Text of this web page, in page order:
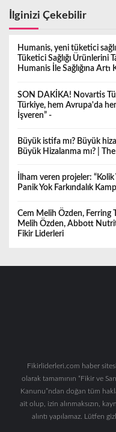
İlginizi Çekebilir
Humanis, yeni tüketici
Tüketici Sağlığı Ürünlerini
Humanis İle Sağlığına Artı
SON DAKİKA! Novartis
Türkiye, hem Avrupa'da
İşveren” -
Büyük istifa mı? Büyük
Büyük Hizalanma mı? |
İlham veren projeler:
Panik Yok Farkındalık
Cem Melih Özden, Ferring
Melih Özden, Abbott
Fikir Liderleri
Fikirliderleri.com haber
olarak tamamının “Fikir ve
Kanunu”ndan doğan tüm
ait olup, izin alınmaksızın,
alıntı yapılamaz. Lütfen